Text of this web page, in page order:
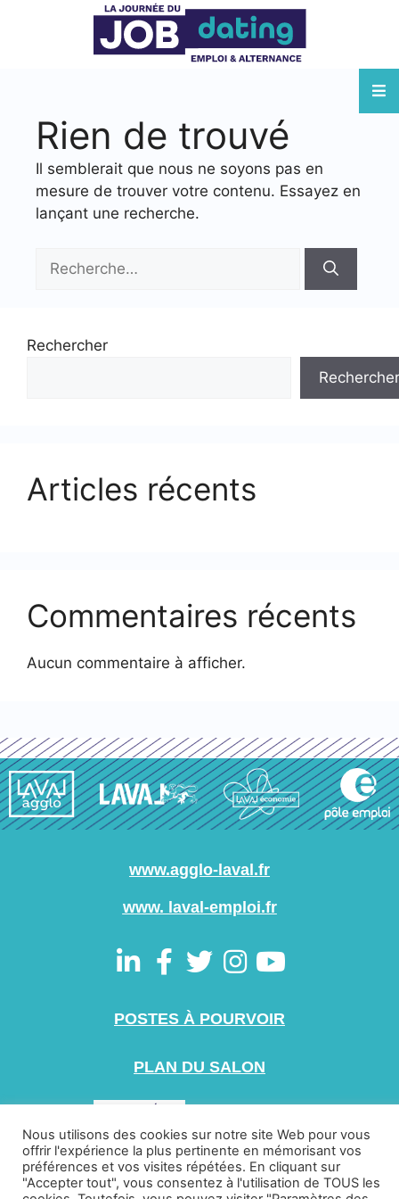
Rien de trouvé
Il semblerait que nous ne soyons pas en
mesure de trouver votre contenu. Essayez en
lançant une recherche.
Rechercher
Rechercher
Articles récents
Commentaires récents
Aucun commentaire à afficher.
www.agglo-laval.fr
www. laval-emploi.fr
POSTES À POURVOIR
PLAN DU SALON
Nous utilisons des cookies sur notre site Web pour vous
offrir l'expérience la plus pertinente en mémorisant vos
préférences et vos visites répétées. En cliquant sur
"Accepter tout", vous consentez à l'utilisation de TOUS les